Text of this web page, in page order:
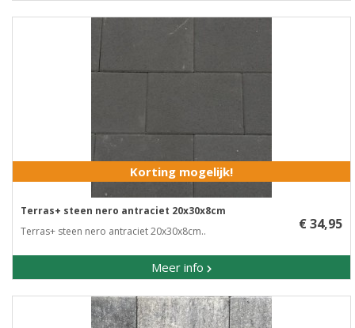
Korting mogelijk!
Terras+ steen nero antraciet 20x30x8cm
Terras+ steen nero antraciet 20x30x8cm..
Meer info
€ 34,95